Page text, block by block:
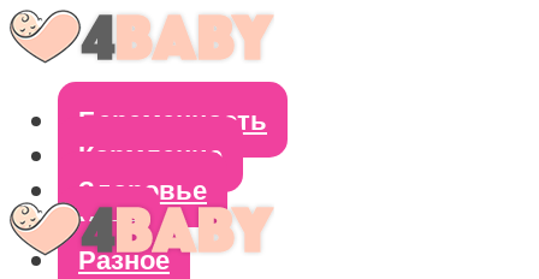
Беременность
Кормление
Здоровье
Уход
Разное